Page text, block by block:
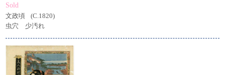
Sold
文政頃
(C.1820)
虫穴 少汚れ